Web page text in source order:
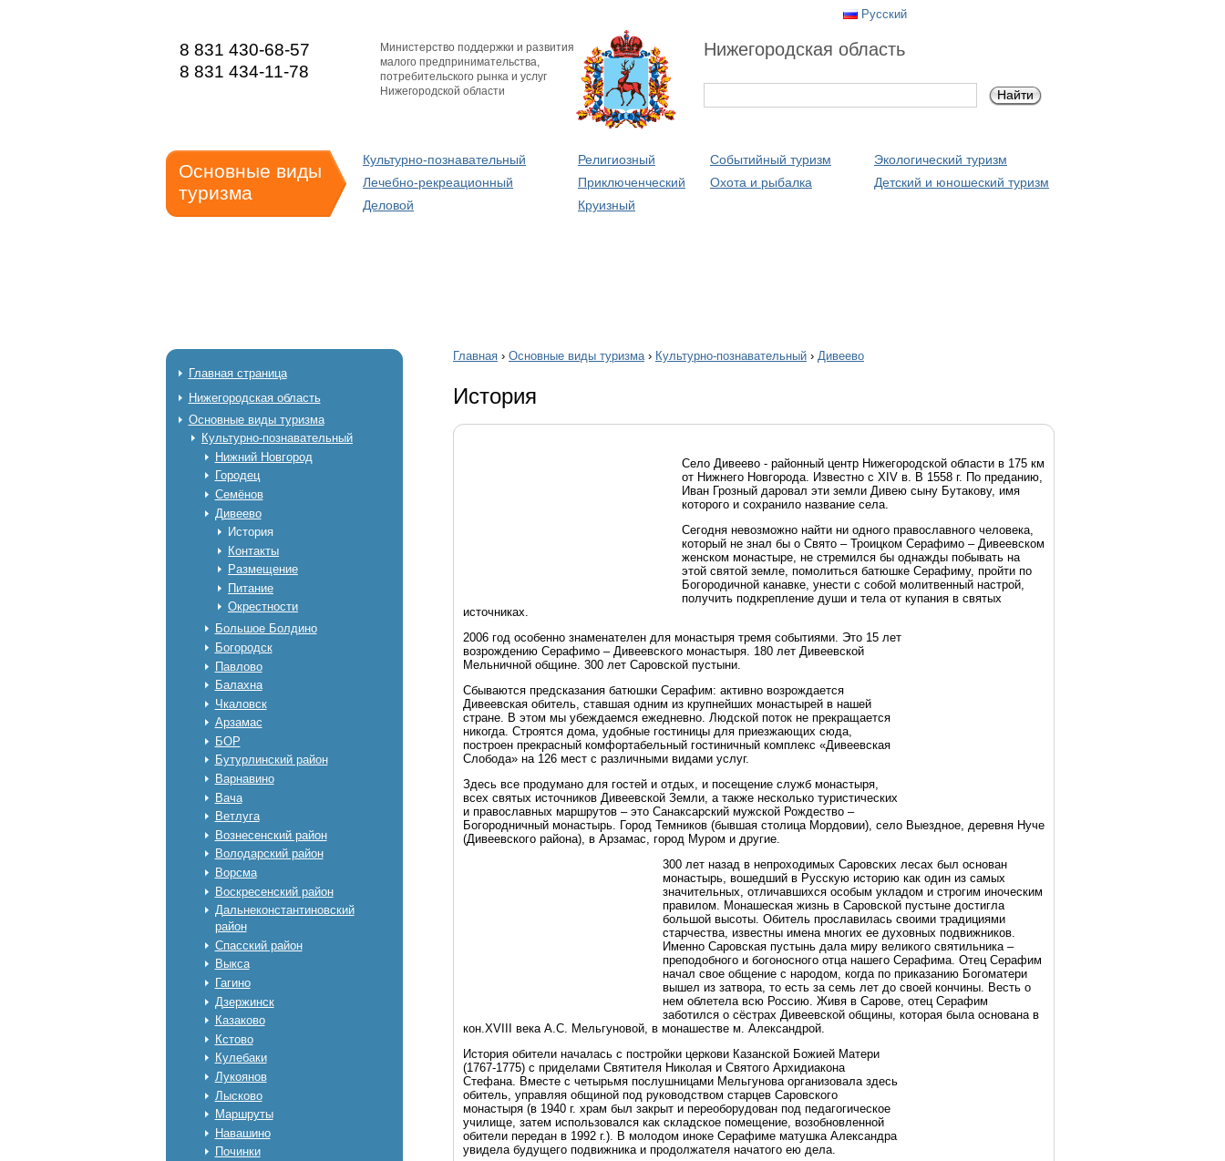
Русский
8 831 430-68-57
8 831 434-11-78
Министерство поддержки и развития
малого предпринимательства,
потребительского рынка и услуг
Нижегородской области
Нижегородская область
Основные виды
туризма
Культурно-познавательный Религиозный Событийный туризм
Экологический туризм
Лечебно-рекреационный
Приключенческий Охота и рыбалка
Детский и юношеский туризм
Деловой
Круизный
Главная страница
Нижегородская область
Основные виды туризма
Культурно-познавательный
Нижний Новгород
Городец
Семёнов
Дивеево
История
Контакты
Размещение
Питание
Окрестности
Большое Болдино
Богородск
Павлово
Балахна
Чкаловск
Арзамас
БОР
Бутурлинский район
Варнавино
Вача
Ветлуга
Вознесенский район
Володарский район
Ворсма
Воскресенский район
Дальнеконстантиновский
район
Спасский район
Выкса
Гагино
Дзержинск
Казаково
Кстово
Кулебаки
Лукоянов
Лысково
Маршруты
Навашино
Починки
Главная › Основные виды туризма› Культурно-познавательный › Дивеево
История
Село Дивеево - районный центр Нижегородской области в 175 км
от Нижнего Новгорода. Известно с XIV в. В 1558 г. По преданию,
Иван Грозный даровал эти земли Дивею сыну Бутакову, имя
которого и сохранило название села.
Сегодня невозможно найти ни одного православного человека,
который не знал бы о Свято – Троицком Серафимо – Дивеевском
женском монастыре, не стремился бы однажды побывать на
этой святой земле, помолиться батюшке Серафиму, пройти по
Богородичной канавке, унести с собой молитвенный настрой,
получить подкрепление души и тела от купания в святых
источниках.
2006 год особенно знаменателен для монастыря тремя событиями. Это 15 лет
возрождению Серафимо – Дивеевского монастыря. 180 лет Дивеевской
Мельничной общине. 300 лет Саровской пустыни.
Сбываются предсказания батюшки Серафим: активно возрождается
Дивеевская обитель, ставшая одним из крупнейших монастырей в нашей
стране. В этом мы убеждаемся ежедневно. Людской поток не прекращается
никогда. Строятся дома, удобные гостиницы для приезжающих сюда,
построен прекрасный комфортабельный гостиничный комплекс «Дивеевская
Слобода» на 126 мест с различными видами услуг.
Здесь все продумано для гостей и отдых, и посещение служб монастыря,
всех святых источников Дивеевской Земли, а также несколько туристических
и православных маршрутов – это Санаксарский мужской Рождество –
Богородничный монастырь. Город Темников (бывшая столица Мордовии), село Выездное, деревня Нуче
(Дивеевского района), в Арзамас, город Муром и другие.
300 лет назад в непроходимых Саровских лесах был основан
монастырь, вошедший в Русскую историю как один из самых
значительных, отличавшихся особым укладом и строгим иноческим
правилом. Монашеская жизнь в Саровской пустыне достигла
большой высоты. Обитель прославилась своими традициями
старчества, известны имена многих ее духовных подвижников.
Именно Саровская пустынь дала миру великого святильника –
преподобного и богоносного отца нашего Серафима. Отец Серафим
начал свое общение с народом, когда по приказанию Богоматери
вышел из затвора, то есть за семь лет до своей кончины. Весть о
нем облетела всю Россию. Живя в Сарове, отец Серафим
заботился о сёстрах Дивеевской общины, которая была основана в
кон.XVIII века А.С. Мельгуновой, в монашестве м. Александрой.
История обители началась с постройки церкови Казанской Божией Матери
(1767-1775) с приделами Святителя Николая и Святого Архидиакона
Стефана. Вместе с четырьмя послушницами Мельгунова организовала здесь
обитель, управляя общиной под руководством старцев Саровского
монастыря (в 1940 г. храм был закрыт и переоборудован под педагогическое
училище, затем использовался как складское помещение, возобновленной
обители передан в 1992 г.). В молодом иноке Серафиме матушка Александра
увидела будущего подвижника и продолжателя начатого ею дела.